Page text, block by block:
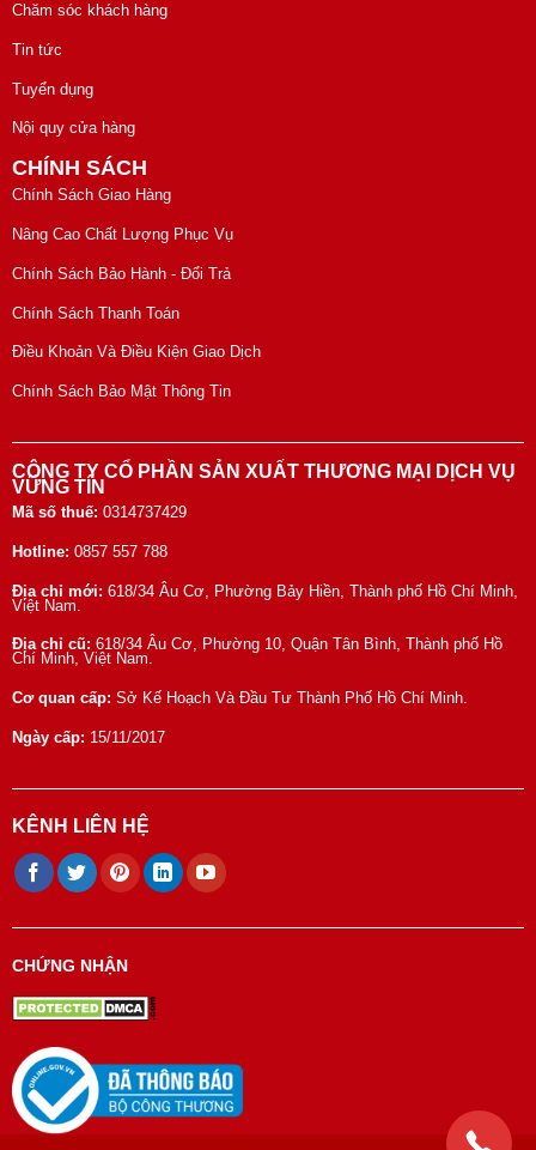
Chăm sóc khách hàng
Tin tức
Tuyển dụng
Nội quy cửa hàng
CHÍNH SÁCH
Chính Sách Giao Hàng
Nâng Cao Chất Lượng Phục Vụ
Chính Sách Bảo Hành - Đổi Trả
Chính Sách Thanh Toán
Điều Khoản Và Điều Kiện Giao Dịch
Chính Sách Bảo Mật Thông Tin
CÔNG TY CỔ PHẦN SẢN XUẤT THƯƠNG MẠI DỊCH VỤ
VỮNG TÍN
Mã số thuế: 0314737429
Hotline: 0857 557 788
Địa chỉ mới: 618/34 Âu Cơ, Phường Bảy Hiền, Thành phố Hồ Chí Minh,
Việt Nam.
Địa chỉ cũ: 618/34 Âu Cơ, Phường 10, Quận Tân Bình, Thành phố Hồ
Chí Minh, Việt Nam.
Cơ quan cấp: Sở Kế Hoạch Và Đầu Tư Thành Phố Hồ Chí Minh.
Ngày cấp: 15/11/2017
KÊNH LIÊN HỆ
CHỨNG NHẬN